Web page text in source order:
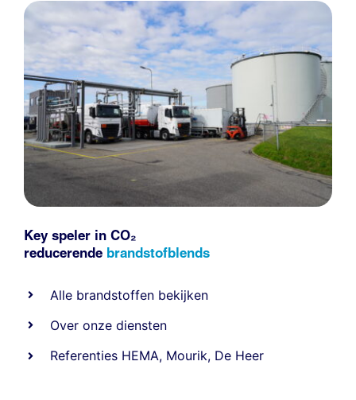
Key speler in CO₂
reducerende brandstofblends
Alle brandstoffen bekijken
Over onze diensten
Referenties HEMA, Mourik, De Heer